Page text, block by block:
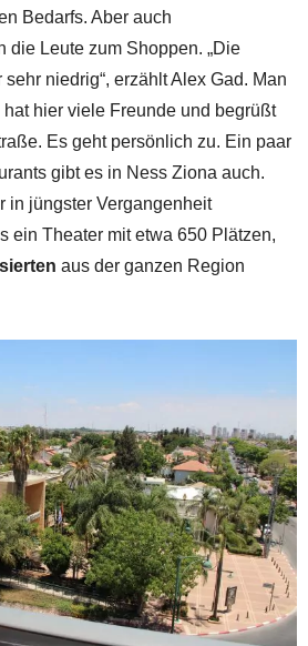
Bedarfs. Aber auch
die Leute zum Shoppen. „Die
niedrig“, erzählt Alex Gad. Man
hier viele Freunde und begrüßt
Es geht persönlich zu. Ein paar
gibt es in Ness Ziona auch.
in jüngster Vergangenheit
ein Theater mit etwa 650 Plätzen,
aus der ganzen Region